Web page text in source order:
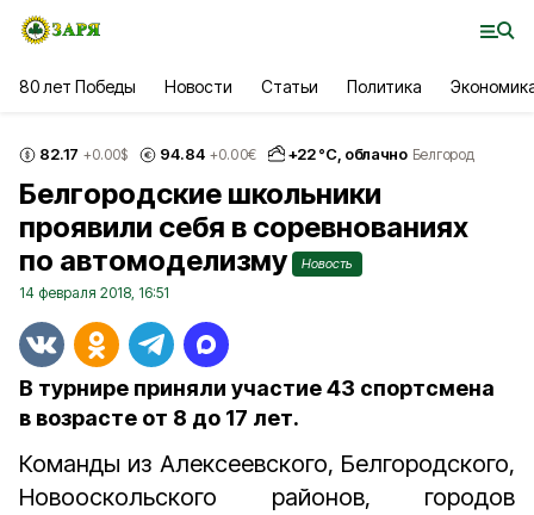
80 лет Победы Новости Статьи Политика
82.17 +0.00$ 94.84 +0.00€ +22°С, облачно Белгород
Белгородские школьники
проявили себя в соревнованиях
по автомоделизму
Новость
14 февраля 2018, 16:51
В турнире приняли участие 43 спортсмена
в возрасте от 8 до 17 лет.
Команды из Алексеевского, Белгородского,
Новооскольского районов, городов